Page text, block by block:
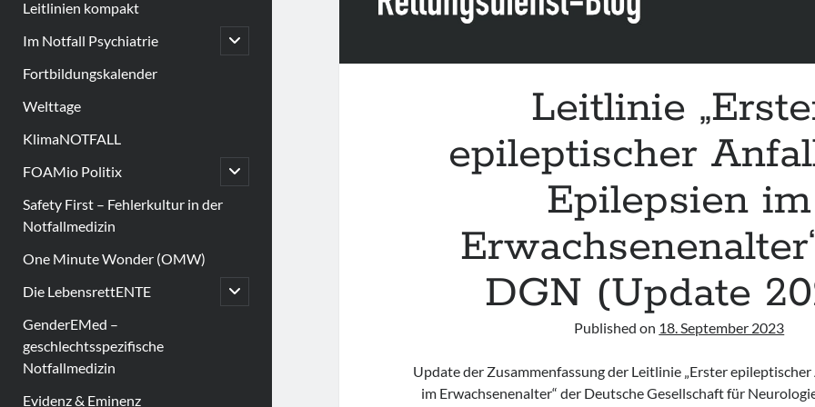
Leitlinien kompakt
Im Notfall Psychiatrie
open
child
Fortbildungskalender
Welttage
KlimaNOTFALL
FOAMio Politix
open
child
Safety First – Fehlerkultur in der
Notfallmedizin
One Minute Wonder (OMW)
Die LebensrettENTE
open
child
GenderEMed –
geschlechtsspezifische
Notfallmedizin
Evidenz & Eminenz
Leitlinie
epileptischer
Epilepsien im
DGN (Update
Published on 18. September 2023
Update der Zusammenfassung der Leitlinie „Erster
im Erwachsenenalter“ der Deutsche Gesellschaft für